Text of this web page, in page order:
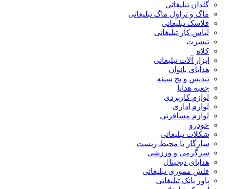
گلدان تبلیغاتی
ماگ و تراول ماگ تبلیغاتی
فلاسک تبلیغاتی
لباس کار تبلیغاتی
تیشرت
کلاه
ابزار آلات تبلیغاتی
هدایای بانوان
تندیس و بج سینه
جعبه هدایا
لوازم کاربردی
لوازم اداری
لوازم مسافرتی
خودرو
شکلات تبلیغاتی
سازگار با محیط زیست
سرگرمی و ورزشی
هدایای دیجیتال
فلش مموری تبلیغاتی
پاور بانک تبلیغاتی